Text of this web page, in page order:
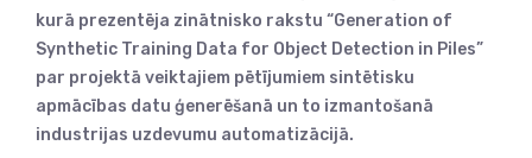
kurā prezentēja zinātnisko rakstu “Generation of
Synthetic Training Data for Object Detection in Piles”
par projektā veiktajiem pētījumiem sintētisku
apmācības datu ģenerēšanā un to izmantošanā
industrijas uzdevumu automatizācijā.